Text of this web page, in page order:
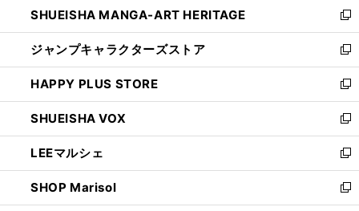
く
で
開
く
い
ウ
ィ
ン
ド
ウ
で
開
く
SHUEISHA MANGA-ART HERITAGE
新
し
い
ウ
ィ
ン
ド
ウ
で
開
く
ジャンプキャラクターズストア
新
し
い
ウ
ィ
ン
ド
ウ
で
開
HAPPY PLUS STORE
新
し
い
ウ
ィ
ン
ド
ウ
SHUEISHA VOX
新
し
い
ウ
ィ
ン
LEEマルシェ
新
し
い
ウ
SHOP Marisol
新
し